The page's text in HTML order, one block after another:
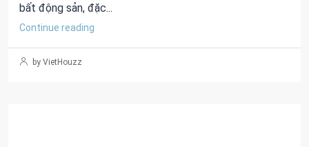
bất động sản, đặc...
Continue reading
by VietHouzz